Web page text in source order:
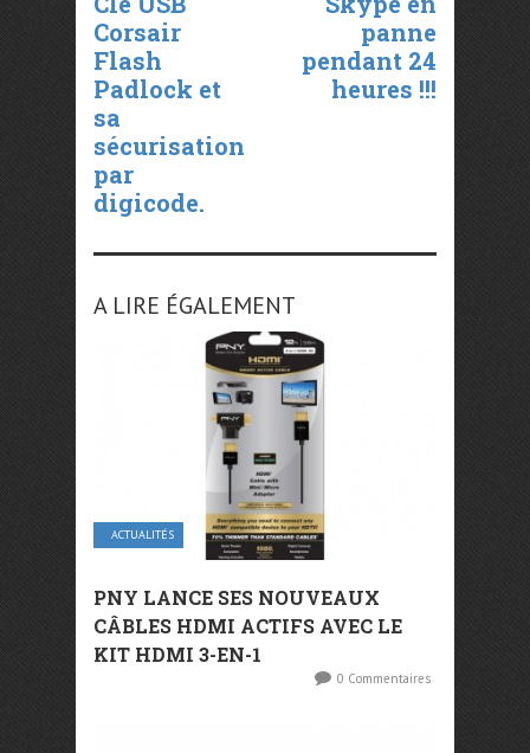
Corsair
Flash
Padlock et
sa
sécurisation
par
digicode.
panne
pendant 24
heures !!!
A LIRE ÉGALEMENT
ACTUALITÉS
PNY LANCE SES NOUVEAUX
CÂBLES HDMI ACTIFS AVEC LE
KIT HDMI 3-EN-1
0 Commentaires